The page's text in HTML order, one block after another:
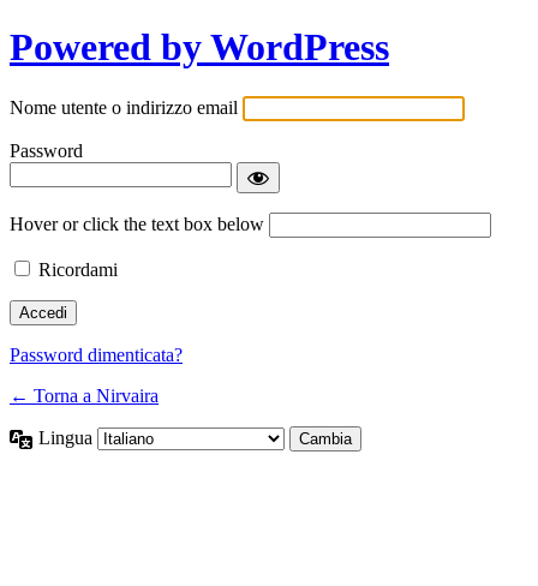
Powered by WordPress
Nome utente o indirizzo email
Password
Hover or click the text box below
Ricordami
Password dimenticata?
← Torna a Nirvaira
Lingua